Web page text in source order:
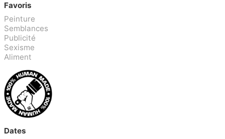
Favoris
Peinture
Semblances
Publicité
Sexisme
Aliment
Dates